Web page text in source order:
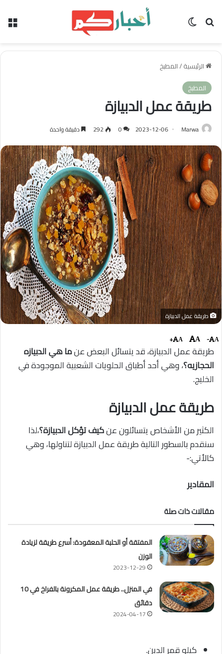
بحث عن الوضع المظلم
الرئيسية/المطبخ
المطبخ
طريقة عمل الدبيازة
Marwa
2023-12-06
0
292 دقيقة واحدة
طريقة عمل الدبيازة
A
-
A
A
+
طريقة عمل الدبيازة، قد يتسائل البعض عنما هي الدبيازه
الحجازيه؟، وهي أحد أطباق الحلويات الشعبية الموجودة في
الخليج.
طريقة عمل الدبيازة
الكثير من الأشخاص يتسائلون عنكيف تؤكل الدبيازة؟،لذا
سنقدم بالسطور التالية طريقة عمل الدبيازة لتناولها، وهي
كالأتي:-
المقادير
مقالات ذات صلة
المفتقة أو الحلبة المعقودة: أسرع طريقة لزيادة
الوزن
2023-12-29
في المنزل.. طريقة عمل المكرونة بالفراخ في 10
دقائق
2024-04-17
كيلو قمر الدين.